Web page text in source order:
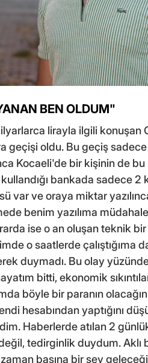
BEN OLDUM"
lirayla ilgili konuşan
geçişi oldu. Bu geçiş
Kocaeli'de bir kişinin de bu
bankada sadece
var ve oraya miktar
benim yazılıma
ise o an oluşan teknik
o saatlerde çalıştığıma
duymadı. Bu olay
bitti, ekonomik
böyle bir paranın
hesabından yaptığını
Haberlerde atılan 2
tedirginlik duydum. Aklı
zaman başına bir şey